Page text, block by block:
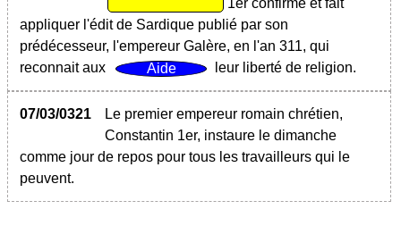
1er confirme et fait
appliquer l'édit de Sardique publié par son
prédécesseur, l'empereur Galère, en l'an 311, qui
reconnait aux
leur liberté de religion.
07/03/0321
Le premier empereur romain chrétien,
Constantin 1er, instaure le dimanche
comme jour de repos pour tous les travailleurs qui le
peuvent.